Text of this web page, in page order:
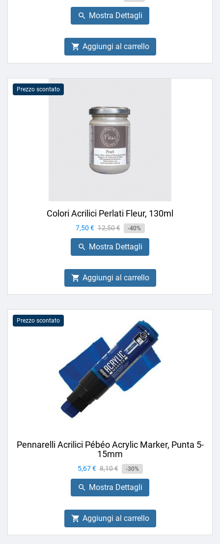
base
 Mostra Dettagli
 Aggiungi al carrello
Prezzo scontato
Colori Acrilici Perlati Fleur, 130ml
Prezzo
7,50 € Prezzo
base
12,50 € -40%
 Mostra Dettagli
 Aggiungi al carrello
Prezzo scontato
Pennarelli Acrilici Pébéo Acrylic Marker, Punta 5-
15mm
Prezzo
5,67 € Prezzo
base
8,10 € -30%
 Mostra Dettagli
 Aggiungi al carrello